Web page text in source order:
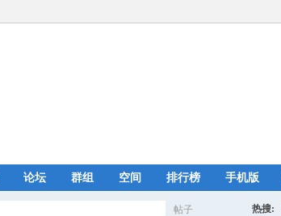
论坛 群组 空间 排行榜 手机版
帖子 热搜: